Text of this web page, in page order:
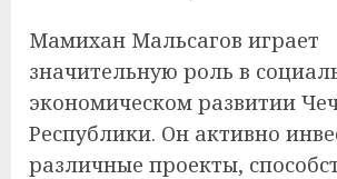
Мамихан Мальсагов играет
значительную роль в
экономическом развитии
Республики. Он активно
различные проекты,